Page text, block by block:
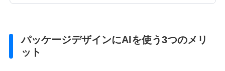
パッケージデザインにAIを使う3つのメリ
ット